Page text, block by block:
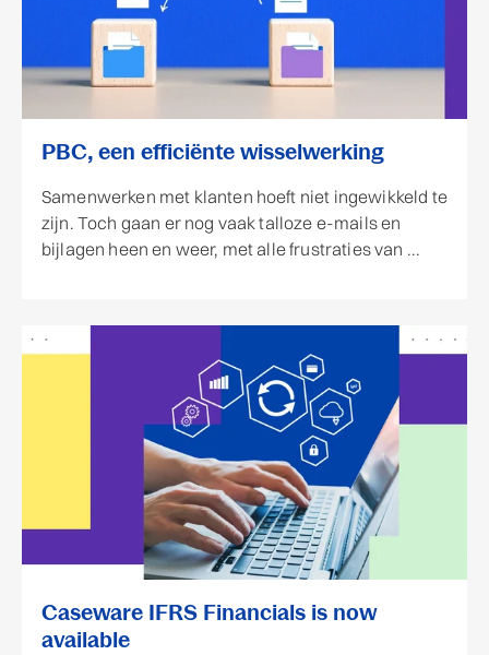
PBC, een efficiënte wisselwerking
Samenwerken met klanten hoeft niet ingewikkeld te
zijn. Toch gaan er nog vaak talloze e-mails en
bijlagen heen en weer, met alle frustraties van ...
Caseware IFRS Financials is now
available